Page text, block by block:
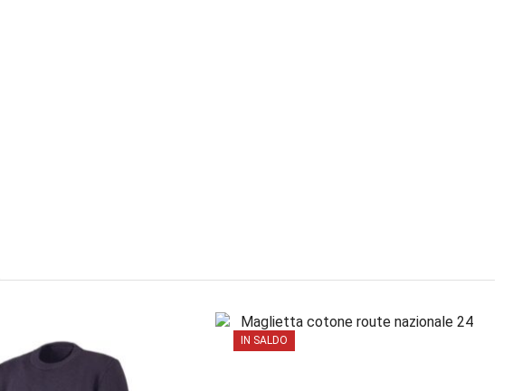
IN SALDO